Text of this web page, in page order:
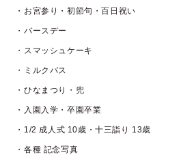
・お宮参り・初節句・百日祝い
・バースデー
・スマッシュケーキ
・ミルクバス
・ひなまつり・兜
・入園入学・卒園卒業
・1/2 成人式 10歳・十三詣り 13歳
・各種 記念写真